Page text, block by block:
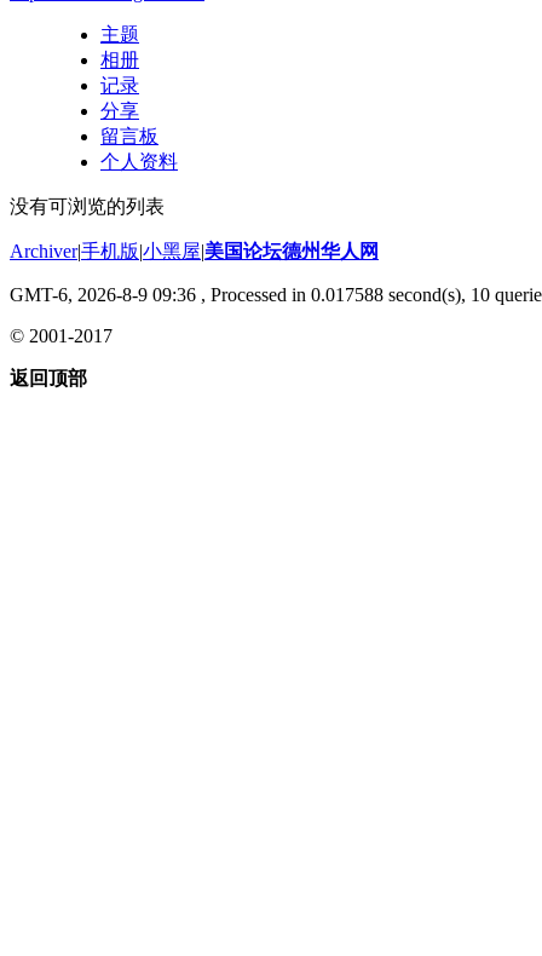
主题
相册
记录
分享
留言板
个人资料
没有可浏览的列表
Archiver|手机版|小黑屋|美国论坛德州华人网
GMT-6, 2026-8-9 09:36 , Processed in 0.017588 second(s), 10
© 2001-2017
返回顶部